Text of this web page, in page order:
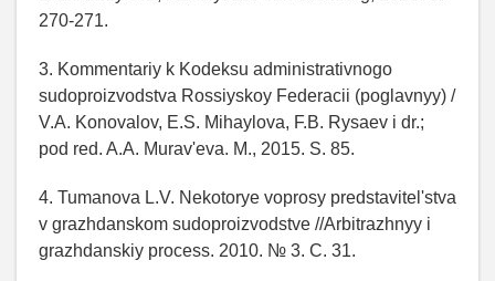
270-271.
3. Kommentariy k Kodeksu administrativnogo
sudoproizvodstva Rossiyskoy Federacii (poglavnyy) /
V.A. Konovalov, E.S. Mihaylova, F.B. Rysaev i dr.;
pod red. A.A. Murav'eva. M., 2015. S. 85.
4. Tumanova L.V. Nekotorye voprosy predstavitel'stva
v grazhdanskom sudoproizvodstve //Arbitrazhnyy i
grazhdanskiy process. 2010. № 3. C. 31.